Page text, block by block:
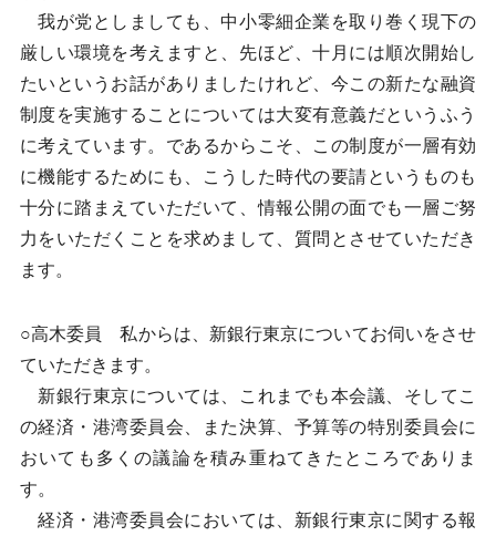
我が党としましても、中小零細企業を取り巻く現下の
厳しい環境を考えますと、先ほど、十月には順次開始し
たいというお話がありましたけれど、今この新たな融資
制度を実施することについては大変有意義だというふう
に考えています。であるからこそ、この制度が一層有効
に機能するためにも、こうした時代の要請というものも
十分に踏まえていただいて、情報公開の面でも一層ご努
力をいただくことを求めまして、質問とさせていただき
ます。
○高木委員 私からは、新銀行東京についてお伺いをさせ
ていただきます。
新銀行東京については、これまでも本会議、そしてこ
の経済・港湾委員会、また決算、予算等の特別委員会に
おいても多くの議論を積み重ねてきたところでありま
す。
経済・港湾委員会においては、新銀行東京に関する報